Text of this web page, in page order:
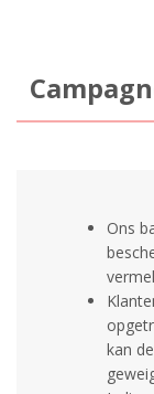
Ons
kan